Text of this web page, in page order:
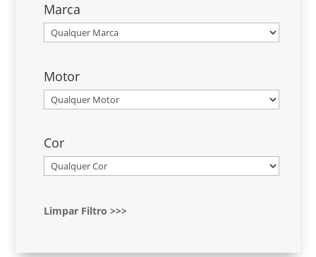
Marca
Motor
Cor
Limpar Filtro >>>